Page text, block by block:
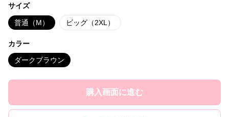
サイズ
普通（M） ビッグ（2XL）
カラー
ダークブラウン
購入画面に進む